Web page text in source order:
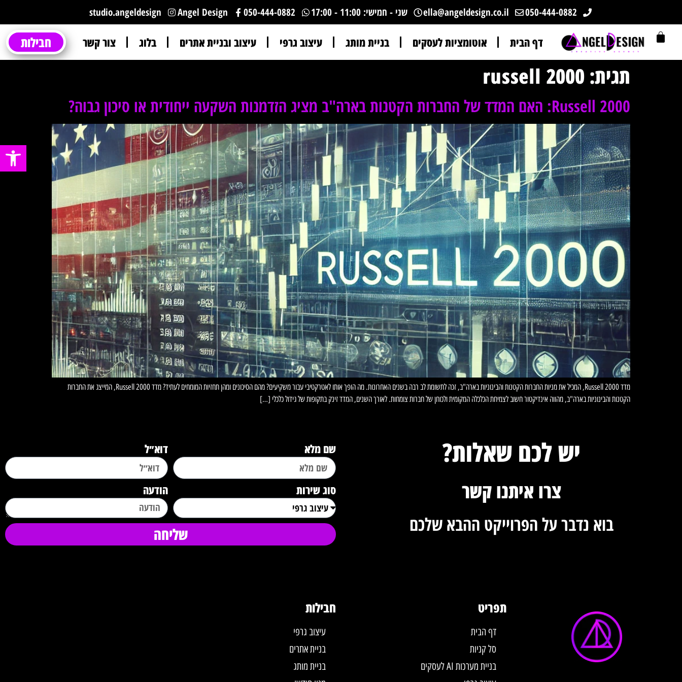
פתח
050-444-0882
ella@angeldesign.co.il שני - חמישי: 11:00 - 17:00 050-444-0882
Angel Design
studio.angeldesign
דף הבית אוטומציות לעסקים בניית מותג עיצוב גרפי עיצוב ובניית אתרים בלוג צור קשר חבילות
תגית: russell 2000
Russell 2000: האם המדד של החברות הקטנות בארה"ב מציג הזדמנות השקעה ייחודית או סיכון גבוה?
מדד Russell 2000, המכיל את מניות החברות הקטנות והבינוניות בארה"ב, זכה לתשומת לב רבה בשנים האחרונות. מה הופך אותו לאטרקטיבי עבור משקיעים? מהם הסיכונים ומהן תחזיות המומחים לעתיד? מדד Russell 2000, המייצג את החברות
הקטנות והבינוניות בארה"ב, מהווה אינדיקטור חשוב לצמיחת הכלכלה המקומית ולכוחן של חברות צומחות. לאורך השנים, המדד זינק בתקופות של גידול כלכלי […]
יש לכם שאלות?
צרו איתנו קשר
בוא נדבר על הפרוייקט ההבא שלכם
שם מלא דוא״ל
סוג שירות הודעה
שליחה
תפריט
דף הבית
סל קניות
בניית מערכות AI לעסקים
חבילות
עיצוב גרפי
בניית אתרים
בניית מותג